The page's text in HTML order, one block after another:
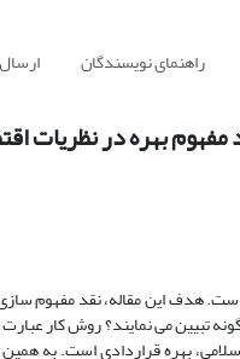
راهنمای نویسندگان
مفهوم بهره در نظریات
است. هدف این مقاله، نقد مفهوم
تبیین می نمایند؟ روش کار
بهره قراردادی است. به